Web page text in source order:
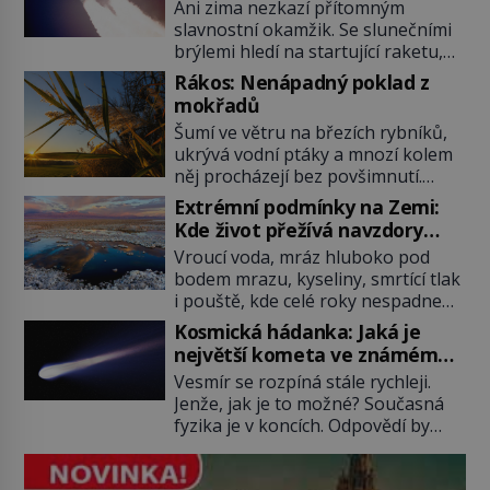
Ani zima nezkazí přítomným
slavnostní okamžik. Se slunečními
brýlemi hledí na startující raketu,
která má do vesmíru vynést kromě
posádky také obyčejnou učitelku.
Po několika sekundách všem
ztuhnou úsměvy, stroj totiž
exploduje. Jejich konstrukce není
z levného kraje, daňové poplatníky
stojí miliardy dolarů. Na druhou
stranu zvládnou jen představitelné
věci. Na malé kousky Název:
Columbia První […]
Rákos: Nenápadný poklad z
mokřadů
Šumí ve větru na březích rybníků,
ukrývá vodní ptáky a mnozí kolem
něj procházejí bez povšimnutí.
Přesto právě rákos pomáhal stavět
domy, vyrábět lodě, zapisovat první
texty a inspiroval řadu pověstí.
Tato skromná, ale užitečná
rostlina provází člověka už tisíce
let. Většina lidí vnímá rákos jen jako
obyčejnou kulisu letního koupání.
Stačí se však podívat […]
Extrémní podmínky na Zemi:
Kde život přežívá navzdory
všemu
Vroucí voda, mráz hluboko pod
bodem mrazu, kyseliny, smrtící tlak
i pouště, kde celé roky nespadne
jediná kapka deště. Na první
pohled místa, kde nemůže
existovat vůbec nic. Přesto právě
tady vědci objevují organismy,
které posouvají hranice života.
Každý nový nález mění naše
představy o tom, co všechno
dokáže příroda a napovídá, kde
Kosmická hádanka: Jaká je
největší kometa ve známém
vesmíru?
Vesmír se rozpíná stále rychleji.
Jenže, jak je to možné? Současná
fyzika je v koncích. Odpovědí by
energie. Právě na tu se zaměří